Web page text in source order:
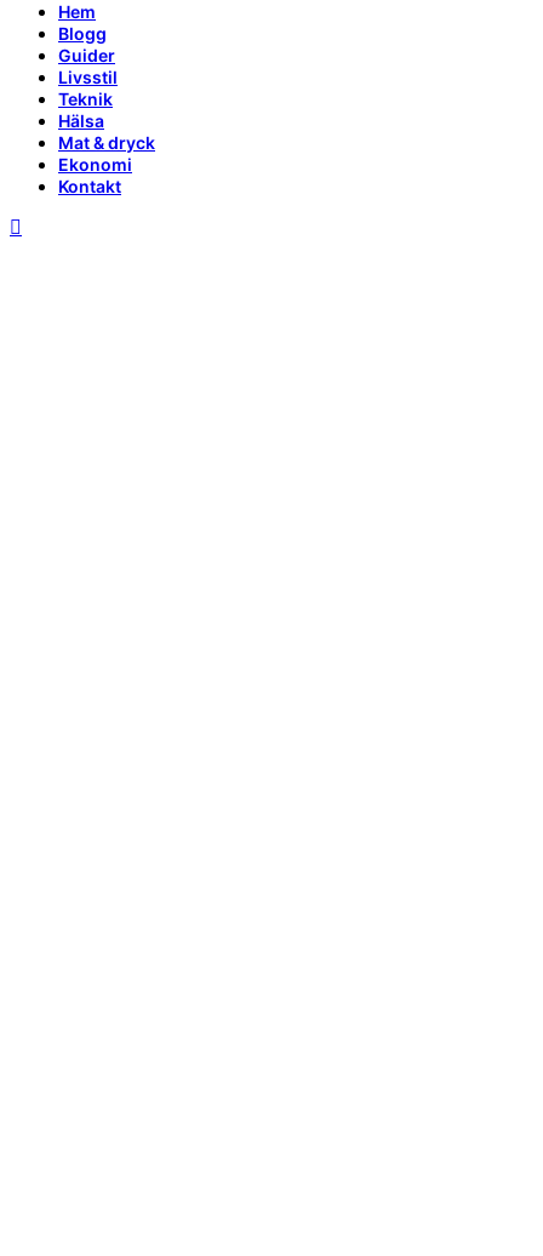
Hem
Blogg
Guider
Livsstil
Teknik
Hälsa
Mat & dryck
Ekonomi
Kontakt